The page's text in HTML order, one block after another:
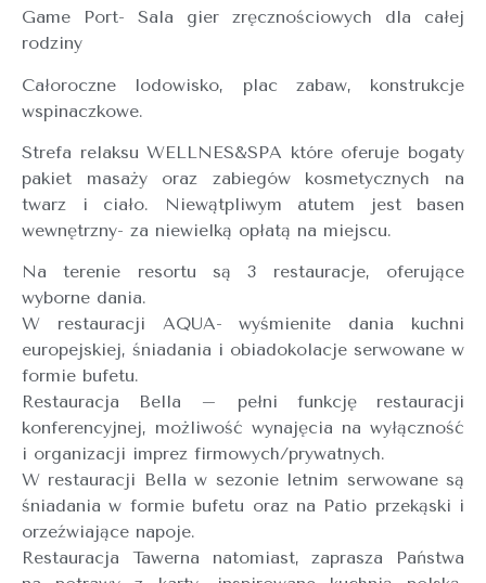
Game Port- Sala gier zręcznościowych dla całej
rodziny
Całoroczne lodowisko, plac zabaw, konstrukcje
wspinaczkowe.
Strefa relaksu WELLNES&SPA które oferuje bogaty
pakiet masaży oraz zabiegów kosmetycznych na
twarz i ciało. Niewątpliwym atutem jest basen
wewnętrzny- za niewielką opłatą na miejscu.
Na terenie resortu są 3 restauracje, oferujące
wyborne dania.
W restauracji AQUA- wyśmienite dania kuchni
europejskiej, śniadania i obiadokolacje serwowane w
formie bufetu.
Restauracja Bella – pełni funkcję restauracji
konferencyjnej, możliwość wynajęcia na wyłączność
i organizacji imprez firmowych/prywatnych.
W restauracji Bella w sezonie letnim serwowane są
śniadania w formie bufetu oraz na Patio przekąski i
orzeźwiające napoje.
Restauracja Tawerna natomiast, zaprasza Państwa